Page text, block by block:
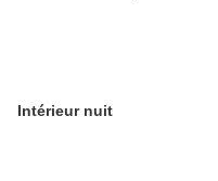
Intérieur nuit